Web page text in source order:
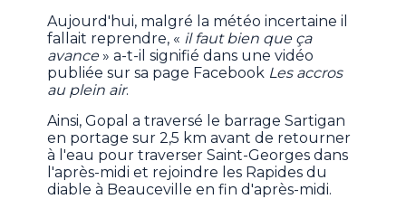
Aujourd'hui, malgré la météo incertaine il
fallait reprendre, « il faut bien que ça
avance» a-t-il signifié dans une vidéo
publiée sur sa page Facebook Les accros
au plein air.
Ainsi, Gopal a traversé le barrage Sartigan
en portage sur 2,5 km avant de retourner
à l'eau pour traverser Saint-Georges dans
l'après-midi et rejoindre les Rapides du
diable à Beauceville en fin d'après-midi.